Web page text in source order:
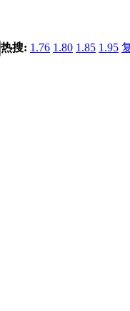
热搜: 1.76 1.80 1.85 1.95